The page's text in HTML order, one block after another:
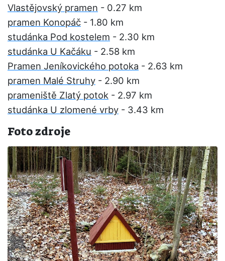
Vlastějovský pramen - 0.27 km
pramen Konopáč - 1.80 km
studánka Pod kostelem - 2.30 km
studánka U Kačáku - 2.58 km
Pramen Jeníkovického potoka - 2.63 km
pramen Malé Struhy - 2.90 km
prameniště Zlatý potok - 2.97 km
studánka U zlomené vrby - 3.43 km
Foto zdroje